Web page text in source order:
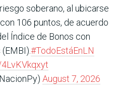
soberano, al ubicarse
106 puntos, de acuerdo
Índice de Bonos con
#TodoEstáEnLN
August 7, 2026